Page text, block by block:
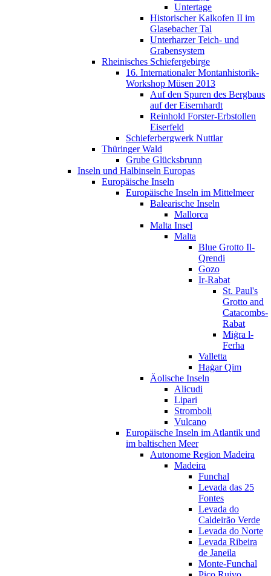
Untertage
Historischer Kalkofen II im
Glasebacher Tal
Unterharzer Teich- und
Grabensystem
Rheinisches Schiefergebirge
16. Internationaler Montanhistorik-
Workshop Müsen 2013
Auf den Spuren des Bergbaus
auf der Eisernhardt
Reinhold Forster-Erbstollen
Eiserfeld
Schieferbergwerk Nuttlar
Thüringer Wald
Grube Glücksbrunn
Inseln und Halbinseln Europas
Europäische Inseln
Europäische Inseln im Mittelmeer
Balearische Inseln
Mallorca
Malta Insel
Malta
Blue Grotto Il-
Qrendi
Gozo
Ir-Rabat
St. Paul's
Grotto and
Catacombs-
Rabat
Miġra l-
Ferħa
Valletta
Ħaġar Qim
Äolische Inseln
Alicudi
Lipari
Stromboli
Vulcano
Europäische Inseln im Atlantik und
im baltischen Meer
Autonome Region Madeira
Madeira
Funchal
Levada das 25
Fontes
Levada do
Caldeirão Verde
Levada do Norte
Levada Ribeira
de Janeila
Monte-Funchal